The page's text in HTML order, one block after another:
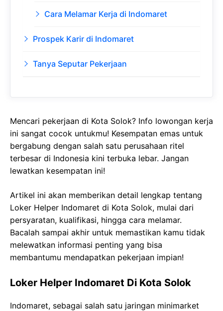
Cara Melamar Kerja di Indomaret
Prospek Karir di Indomaret
Tanya Seputar Pekerjaan
Mencari pekerjaan di Kota Solok? Info lowongan kerja
ini sangat cocok untukmu! Kesempatan emas untuk
bergabung dengan salah satu perusahaan ritel
terbesar di Indonesia kini terbuka lebar. Jangan
lewatkan kesempatan ini!
Artikel ini akan memberikan detail lengkap tentang
Loker Helper Indomaret di Kota Solok, mulai dari
persyaratan, kualifikasi, hingga cara melamar.
Bacalah sampai akhir untuk memastikan kamu tidak
melewatkan informasi penting yang bisa
membantumu mendapatkan pekerjaan impian!
Loker Helper Indomaret Di Kota Solok
Indomaret, sebagai salah satu jaringan minimarket